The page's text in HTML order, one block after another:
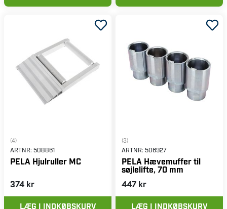
(4)
ARTNR: 508861
PELA Hjulruller MC
374 kr
LÆG I INDKØBSKURV
(3)
ARTNR: 506927
PELA Hævemuffer til
søjlelifte, 70 mm
447 kr
LÆG I INDKØBSKURV